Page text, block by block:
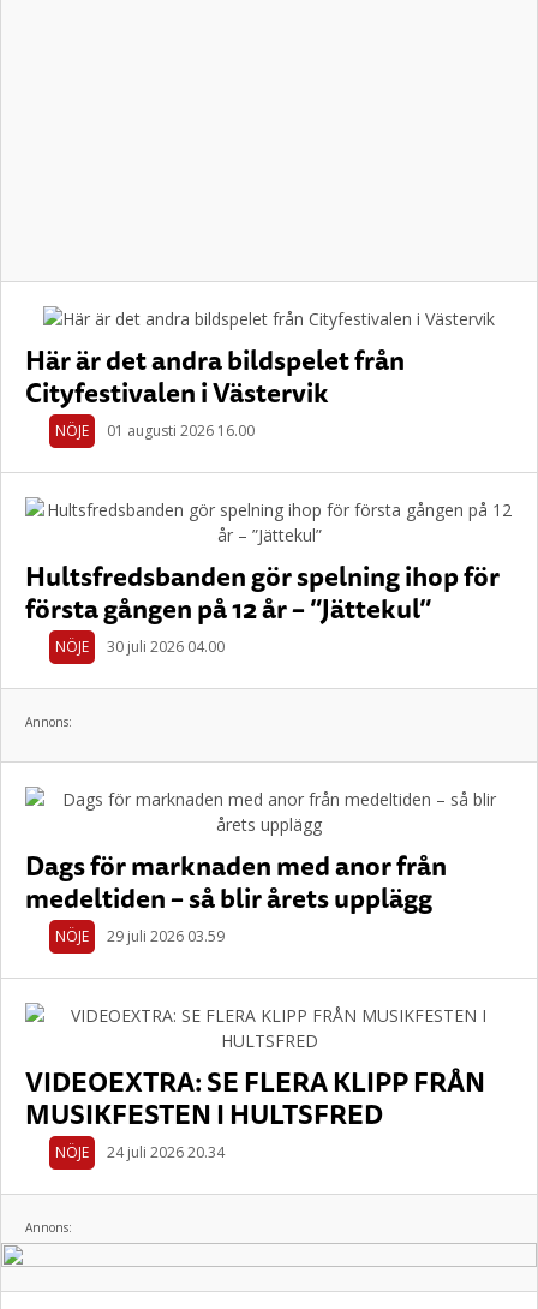
Här är det andra bildspelet från
Cityfestivalen i Västervik
NÖJE 01 augusti 2026 16.00
Hultsfredsbanden gör spelning ihop för
första gången på 12 år – ”Jättekul”
NÖJE 30 juli 2026 04.00
Annons:
Dags för marknaden med anor från
medeltiden – så blir årets upplägg
NÖJE 29 juli 2026 03.59
VIDEOEXTRA: SE FLERA KLIPP FRÅN
MUSIKFESTEN I HULTSFRED
NÖJE 24 juli 2026 20.34
Annons: